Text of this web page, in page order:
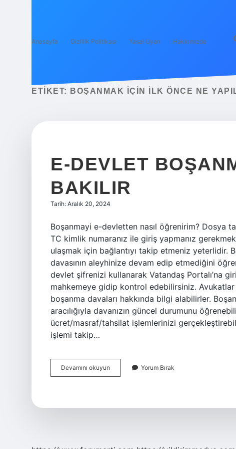
Anasayfa Gizlilik Politikası Yasal Uyarı Hakkımızda
ETIKET: BOŞANMAK IÇIN ILK ÖNCE NE
E-DEVLET
BAKILIR
Tarih: Aralık 20, 2024
Boşanmayi e-devletten nasıl öğrenirim? Dosya
TC kimlik numaranız ile giriş yapmanız
ulaşmak için bağlantıyı takip etmeniz yeterlidir.
davasının aleyhinize devam edip etmediğini
devlet şifrenizi kullanarak Vatandaş Portalı’na
mahkemeye gidip kontrol edebilirsiniz. Avukatlar
boşanma davaları hakkında bilgi alabilirler.
aracılığıyla davanızın güncel durumunu
ücret/masraf/tahsilat işlemlerinizi
işlemi takip…
Devamını okuyun
Devlet
Yorum Bırak